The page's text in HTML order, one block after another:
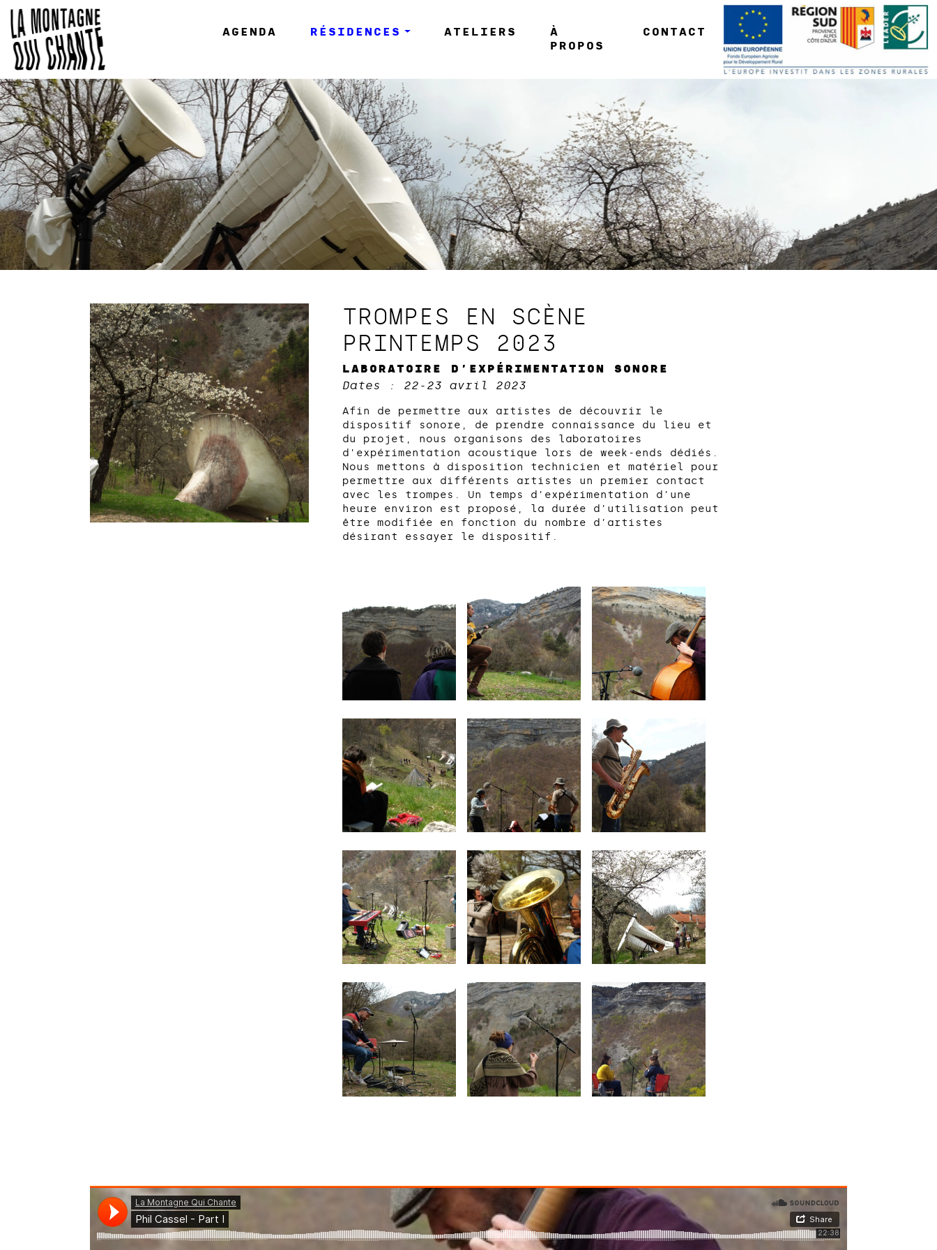
AGENDA RÉSIDENCES ATELIERS
À
PROPOS
CONTACT
TROMPES EN SCÈNE
PRINTEMPS 2023
LABORATOIRE D’EXPÉRIMENTATION SONORE
Dates : 22-23 avril 2023
Afin de permettre aux artistes de découvrir le
dispositif sonore, de prendre connaissance du lieu et
du projet, nous organisons des laboratoires
d’expérimentation acoustique lors de week-ends dédiés.
Nous mettons à disposition technicien et matériel pour
permettre aux différents artistes un premier contact
avec les trompes. Un temps d’expérimentation d’une
heure environ est proposé, la durée d’utilisation peut
être modifiée en fonction du nombre d’artistes
désirant essayer le dispositif.